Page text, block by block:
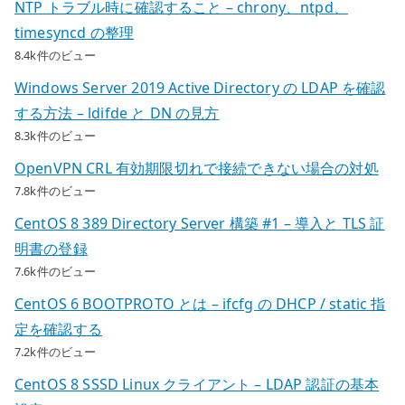
NTP トラブル時に確認すること – chrony、ntpd、
timesyncd の整理
8.4k件のビュー
Windows Server 2019 Active Directory の LDAP を確認
する方法 – ldifde と DN の見方
8.3k件のビュー
OpenVPN CRL 有効期限切れで接続できない場合の対処
7.8k件のビュー
CentOS 8 389 Directory Server 構築 #1 – 導入と TLS 証
明書の登録
7.6k件のビュー
CentOS 6 BOOTPROTO とは – ifcfg の DHCP / static 指
定を確認する
7.2k件のビュー
CentOS 8 SSSD Linux クライアント – LDAP 認証の基本